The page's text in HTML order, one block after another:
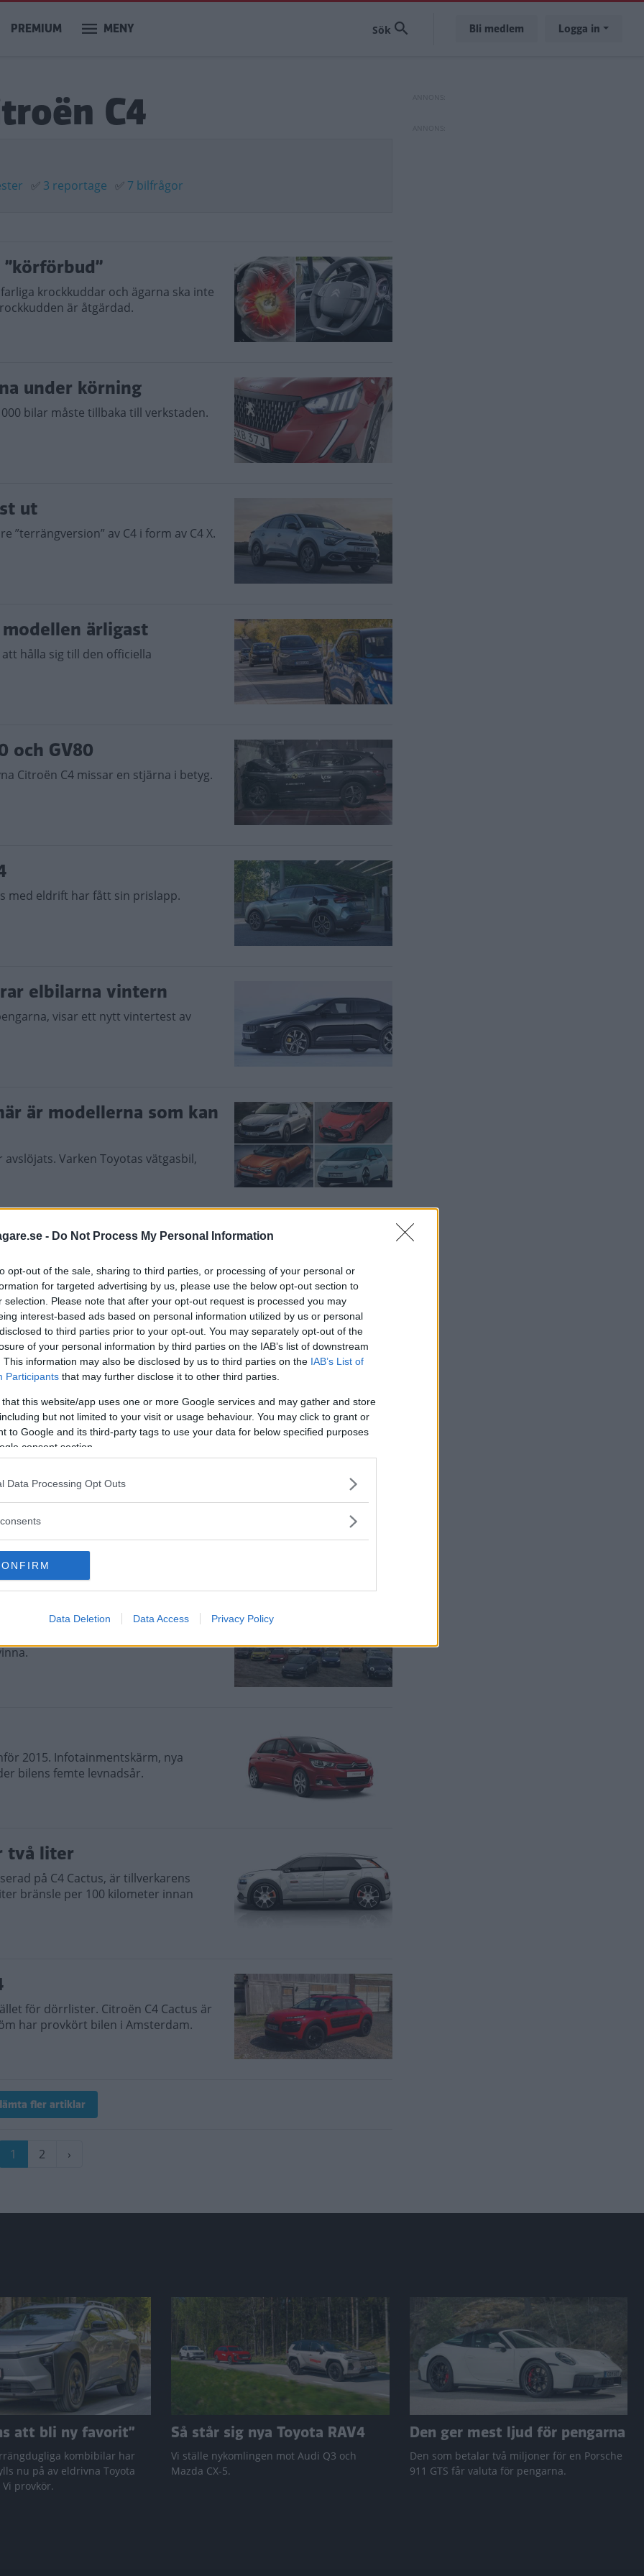
- Do Not Process My Personal Information
opt-out of the sale, sharing to third parties, or processing of your personal or
for targeted advertising by us, please use the below opt-out section to
selection. Please note that after your opt-out request is processed you may
interest-based ads based on personal information utilized by us or personal
to third parties prior to your opt-out. You may separately opt-out of the
of your personal information by third parties on the IAB’s list of downstream
This information may also be disclosed by us to third parties on the IAB’s List of
Participants that may further disclose it to other third parties.
that this website/app uses one or more Google services and may gather and store
but not limited to your visit or usage behaviour. You may click to grant or
to Google and its third-party tags to use your data for below specified purposes
consent section.
Data Processing Opt Outs
Data Deletion Data Access Privacy Policy
PREMIUM MENY Bli medlem Logga in
C4
✅ 3 reportage ✅ 7 bilfrågor
krockkuddar och ägarna ska inte
är åtgärdad.
under körning
bilar måste tillbaka till verkstaden.
ut
”terrängversion” av C4 i form av C4 X.
ärligast
hålla sig till den officiella
och GV80
Citroën C4 missar en stjärna i betyg.
med eldrift har fått sin prislapp.
elbilarna vintern
visar ett nytt vintertest av
är modellerna som kan
Varken Toyotas vätgasbil,
blir räckvidden
generationen C4, inklusive den helt
med eldrift
som nu kommer i helt ny upplaga.
kommer som elbil.
kan heta GS
kommer med laddkontakt och kan
summerats och sju
2015. Infotainmentskärm, nya
bilens femte levnadsår.
två liter
på C4 Cactus, är tillverkarens
bränsle per 100 kilometer innan
för dörrlister. Citroën C4 Cactus är
har provkört bilen i Amsterdam.
fler artiklar
Nuvarande
1 Sida
2
Nästa
›
att bli ny favorit”
kombibilar har
nu på av eldrivna Toyota
provkör.
Så står sig nya Toyota RAV4
Vi ställe nykomlingen mot Audi Q3 och
Mazda CX-5.
Den ger mest ljud för pengarna
Den som betalar två miljoner för en Porsche
911 GTS får valuta för pengarna.